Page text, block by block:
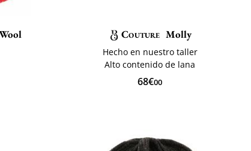
Couture Molly
Hecho en nuestro taller
Alto contenido de lana
68€00